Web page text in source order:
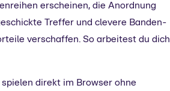
erscheinen, die Anordnung
Treffer und clevere Banden-
verschaffen. So arbeitest du dich
direkt im Browser ohne